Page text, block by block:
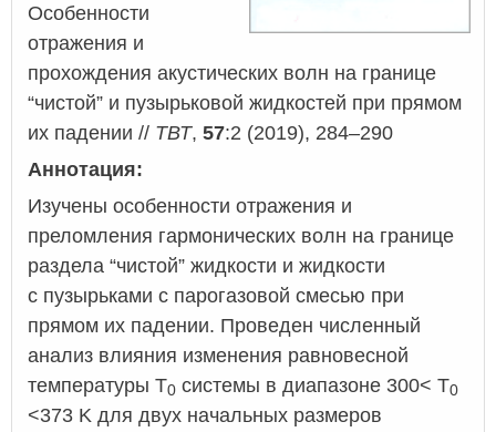
Особенности
отражения и
прохождения акустических волн на границе
“чистой” и пузырьковой жидкостей при прямом
их падении // ТВТ, 57:2 (2019), 284–290
Аннотация:
Изучены особенности отражения и
преломления гармонических волн на границе
раздела “чистой” жидкости и жидкости
с пузырьками с парогазовой смесью при
прямом их падении. Проведен численный
анализ влияния изменения равновесной
температуры Т0 системы в диапазоне 300< T0
<373 K для двух начальных размеров